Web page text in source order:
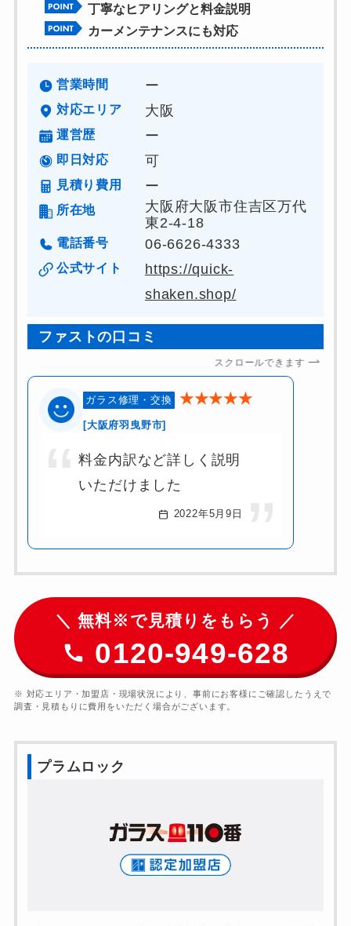
丁寧なヒアリングと料金説明
カーメンテナンスにも対応
営業時間 ー
対応エリア 大阪
運営歴 ー
即日対応 可
見積り費用 ー
所在地
大阪府大阪市住吉区万代
東2-4-18
電話番号 06-6626-4333
公式サイト
https://quick-
shaken.shop/
ファストの口コミ
スクロールできます
ガラス修理・交換 ★★★★★
[大阪府羽曳野市]
料金内訳など詳しく説明
いただけました
2022年5月9日
＼ 無料※で見積りをもらう ／
0120-949-628
※ 対応エリア・加盟店・現場状況により、事前にお客様にご確認したうえで
調査・見積もりに費用をいただく場合がございます。
プラムロック